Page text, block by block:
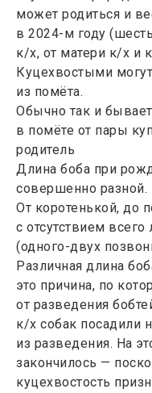
может родиться и
в 2024-м году
к/х, от матери к/х и
Куцехвостыми
из помёта.
Обычно так и
в помёте от пары
родитель
Длина боба при
совершенно разной.
От коротенькой, до
с отсутствием
(одного-двух
Различная длина
это причина, по
от разведения
к/х собак посадили
из разведения. На
закончилось —
куцехвостость